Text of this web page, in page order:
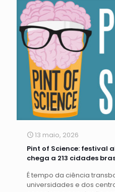
13 maio, 2026
Pint of Science: festival
chega a 213 cidades
É tempo da ciência
universidades e dos